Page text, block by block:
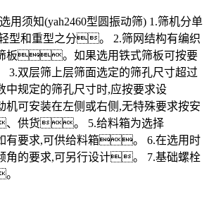
用须知(yah2460型圆振动筛) 1.筛机分单
型和重型之分。 2.筛网结构有编织
板。如果选用铁式筛板可按要
双层筛上层筛面选定的筛孔尺寸超过
中规定的筛孔尺寸时,应按要求设
可安装在左侧或右侧,无特殊要求按安
供货。 5.给料箱为选择
要求,可供给料箱。 6.在选用时
角的要求,可另行设计。 7.基础螺栓